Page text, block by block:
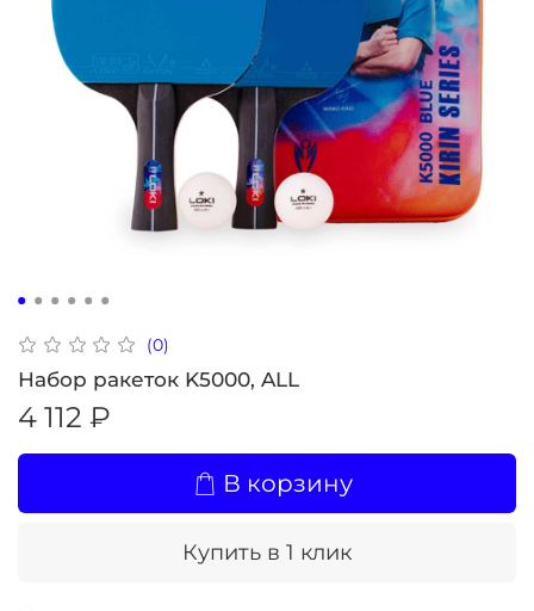
(0)
Набор ракеток K5000, ALL
4 112 ₽
В корзину
Купить в 1 клик